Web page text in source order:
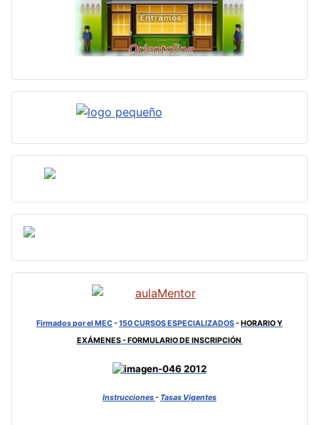
Firmados por el MEC-150 CURSOS ESPECIALIZADOS- HORARIO Y
EXÁMENES - FORMULARIO DE INSCRIPCIÓN
Instrucciones- Tasas Vigentes